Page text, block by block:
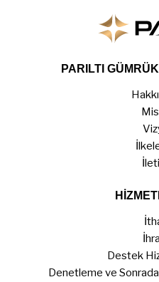
PARILTI
Destek
Denetleme ve